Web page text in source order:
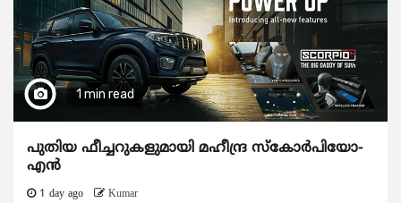
1 min read
പുതിയ ഫീച്ചറുകളുമായി മഹീന്ദ്ര സ്കോർപിയോ-
എൻ
1 day ago Kumar